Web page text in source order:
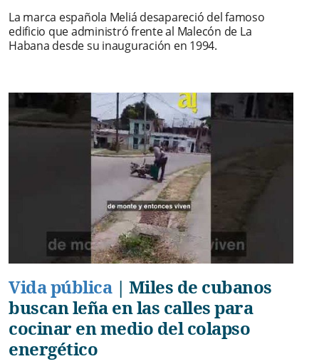
La marca española Meliá desapareció del famoso
edificio que administró frente al Malecón de La
Habana desde su inauguración en 1994.
Vida pública| Miles de cubanos
buscan leña en las calles para
cocinar en medio del colapso
energético